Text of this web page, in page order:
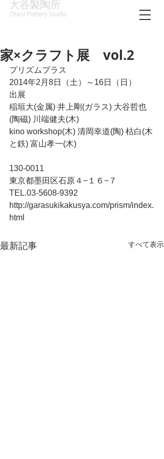
大谷製陶所
Otani Pottery Studio
家×クラフト展 vol.2
プリズムプラス
2014年2月8日（土）～16日（日）
出展
稲垣大(金属) 井上剛(ガラス) 大谷哲也
(陶磁) 川端健夫(木)
kino workshop(木) 清岡幸道(陶) 枯白(木
と鉄) 富山孝一(木)
130-0011
東京都墨田区石原４−１６−７
TEL.03-5608-9392
http://garasukikakusya.com/prism/index.
html
最新記事 すべて表示